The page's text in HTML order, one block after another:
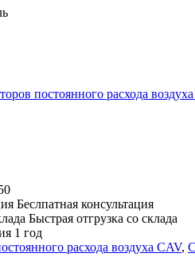
постоянного расхода
Беслпатная консультация
Быстрая отгрузка со склада
1 год
расхода воздуха CAV,